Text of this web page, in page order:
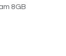
8GB